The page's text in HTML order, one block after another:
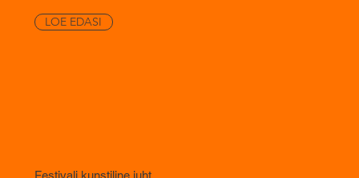
LOE EDASI
Festivali kunstiline juht